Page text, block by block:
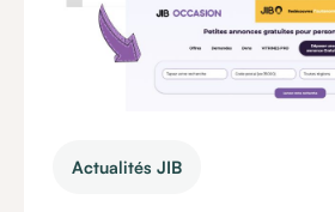
Actualités JIB